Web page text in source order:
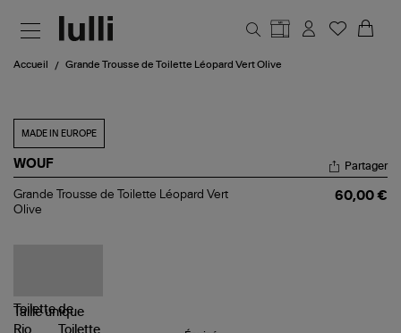
Accueil Grande Trousse de Toilette Léopard Vert Olive
MADE IN EUROPE
WOUF
Grande
Trousse
Partager
Grande Trousse de Toilette Léopard Vert
Olive
60,00 €
Tailleunique